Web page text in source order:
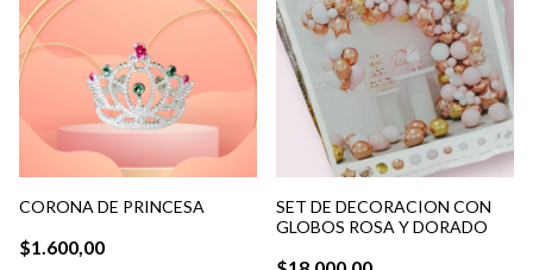
CORONA DE PRINCESA
$1.600,00
SET DE DECORACION CON
GLOBOS ROSA Y DORADO